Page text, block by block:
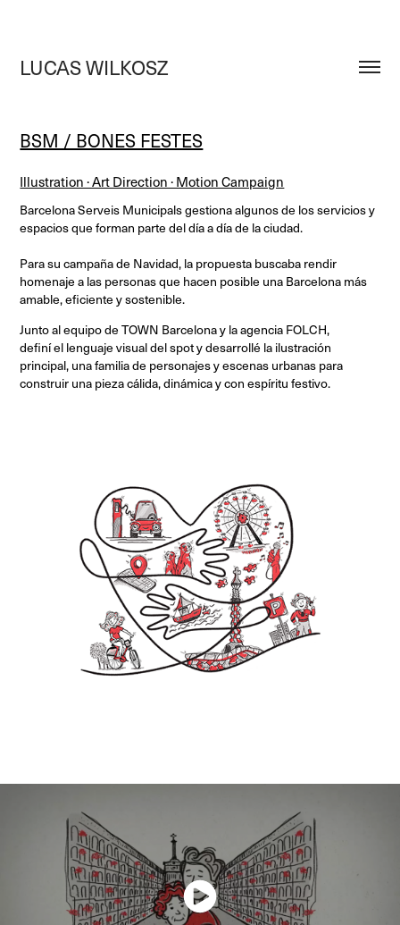
LUCAS WILKOSZ
BSM / BONES FESTES
Illustration · Art Direction · Motion Campaign
Barcelona Serveis Municipals gestiona algunos de los servicios y
espacios que forman parte del día a día de la ciudad.
Para su campaña de Navidad, la propuesta buscaba rendir
homenaje a las personas que hacen posible una Barcelona más
amable, eficiente y sostenible.
Junto al equipo de TOWN Barcelona y la agencia FOLCH,
definí el lenguaje visual del spot y desarrollé la ilustración
principal, una familia de personajes y escenas urbanas para
construir una pieza cálida, dinámica y con espíritu festivo.